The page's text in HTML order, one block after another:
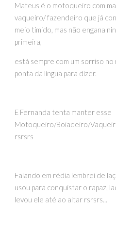
Mateus é o motoqueiro com
vaqueiro/ fazendeiro que já
meio tímido, mas não engana
primeira,
está sempre com um sorriso
ponta da língua para dizer.
E Fernanda tenta manter esse
Motoqueiro/Boiadeiro/
rsrsrs
Falando em rédia lembrei de
usou para conquistar o rapaz,
levou ele até ao altar rsrsrs...